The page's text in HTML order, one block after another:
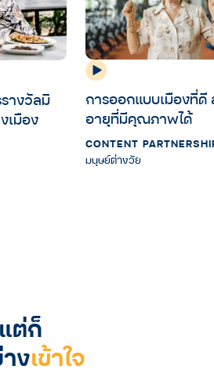
างวัลมิ
เมือง
การออกแบบเมืองที่ดี
อายุที่มีคุณภาพได้
CONTENT
มนุษย์ต่างวัย
แต่ก็
งเข้าใจ